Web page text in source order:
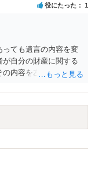
役にたった 1
っても遺言の内容を変
自分の財産に関する
内容を左右させるこ